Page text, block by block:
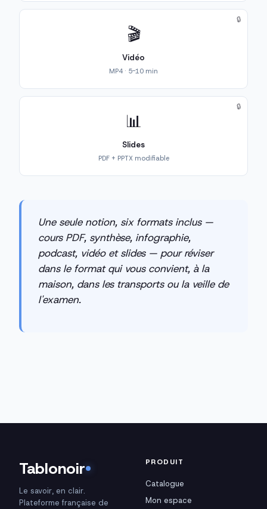
🎬
Vidéo
MP4 · 5-10 min
🔒
📊
Slides
PDF + PPTX modifiable
🔒
Une seule notion, six formats inclus —
cours PDF, synthèse, infographie,
podcast, vidéo et slides — pour réviser
dans le format qui vous convient, à la
maison, dans les transports ou la veille de
l'examen.
Tablonoir
Le savoir, en clair.
Plateforme française de
PRODUIT
Catalogue
Mon espace